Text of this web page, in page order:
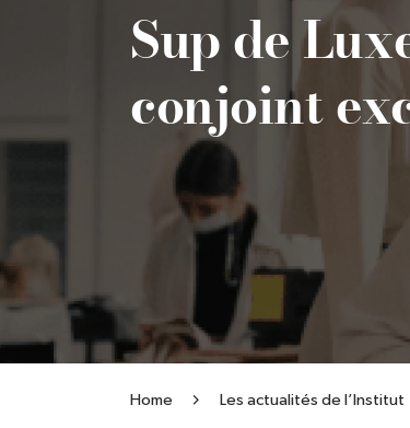
Sup de
conjoint
Home Les actualités de l’Institut